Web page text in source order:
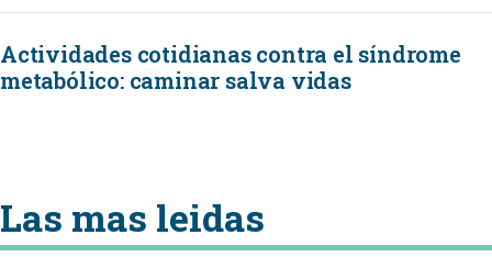
Actividades cotidianas contra el síndrome
metabólico: caminar salva vidas
Las mas leidas